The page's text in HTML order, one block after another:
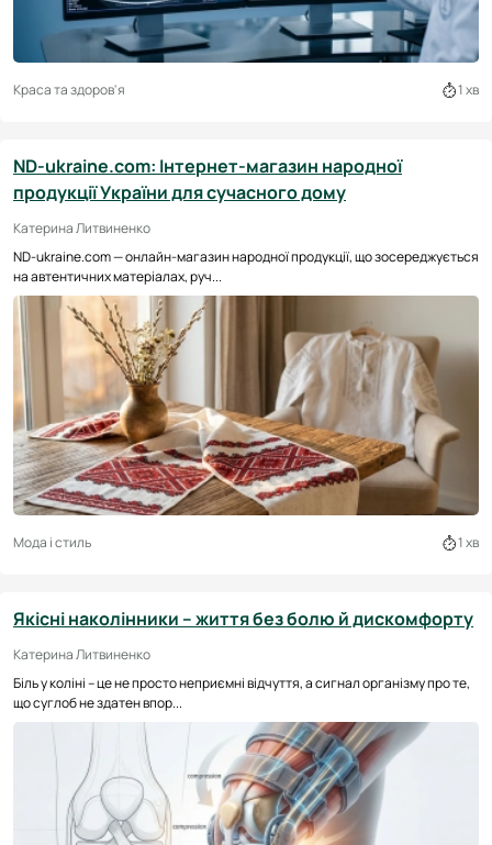
Краса та здоров'я 1 хв
ND-ukraine.com: Інтернет-магазин народної
продукції України для сучасного дому
Катерина Литвиненко
ND-ukraine.com — онлайн-магазин народної продукції, що зосереджується
на автентичних матеріалах, руч...
Мода і стиль 1 хв
Якісні наколінники – життя без болю й дискомфорту
Катерина Литвиненко
Біль у коліні – це не просто неприємні відчуття, а сигнал організму про те,
що суглоб не здатен впор...